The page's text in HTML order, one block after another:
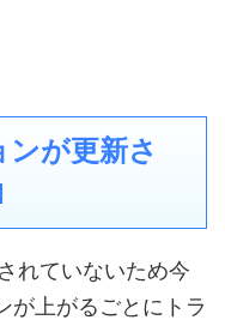
ンが更新さ
れていないため今
が上がるごとにトラ